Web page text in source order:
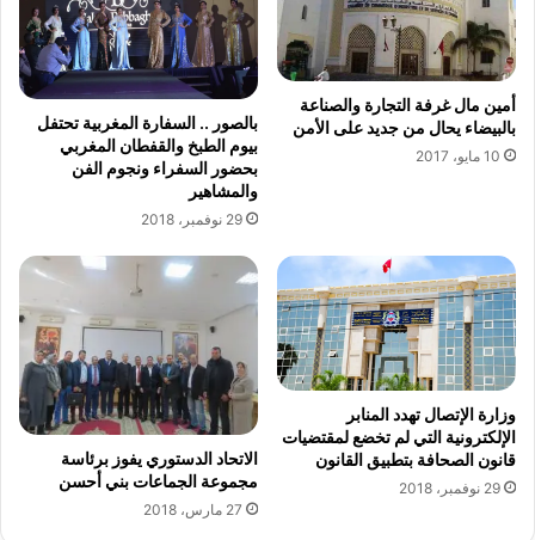
يب
ت
ف
ي
ط
ر
د
و
ن
م
ن
ط
ر
ف
ا
ل
ح
أمين مال غرفة التجارة والصناعة
بالبيضاء يحال من جديد على الأمن
10 مايو، 2017
بالصور .. السفارة المغربية تحتفل
بيوم الطبخ والقفطان المغربي
بحضور السفراء ونجوم الفن
والمشاهير
29 نوفمبر، 2018
وزارة الإتصال تهدد المنابر
الإلكترونية التي لم تخضع لمقتضيات
قانون الصحافة بتطبيق القانون
29 نوفمبر، 2018
الاتحاد الدستوري يفوز برئاسة
مجموعة الجماعات بني أحسن
27 مارس، 2018